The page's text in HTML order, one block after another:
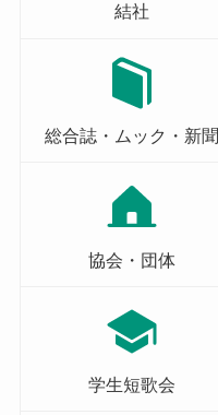
結社
総合誌・ムック・新聞
協会・団体
学生短歌会